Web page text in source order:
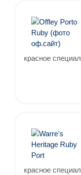
красное
красное